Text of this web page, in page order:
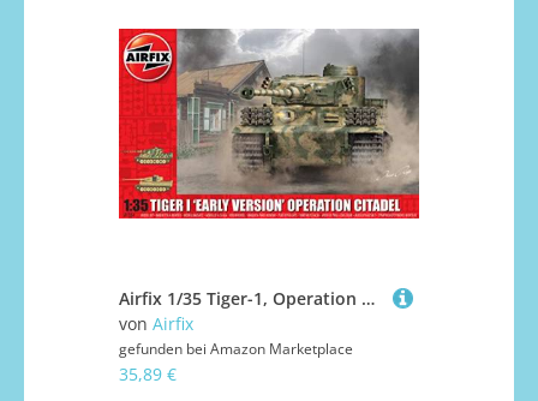
Airfix 1/35 Tiger-1, Operation Zitadelle, frühe Version
von Airfix
gefunden bei Amazon Marketplace
35,89 €